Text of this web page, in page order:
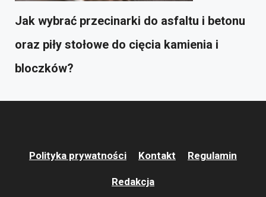
Jak wybrać przecinarki do asfaltu i betonu
oraz piły stołowe do cięcia kamienia i
bloczków?
Polityka prywatności Kontakt Regulamin
Redakcja